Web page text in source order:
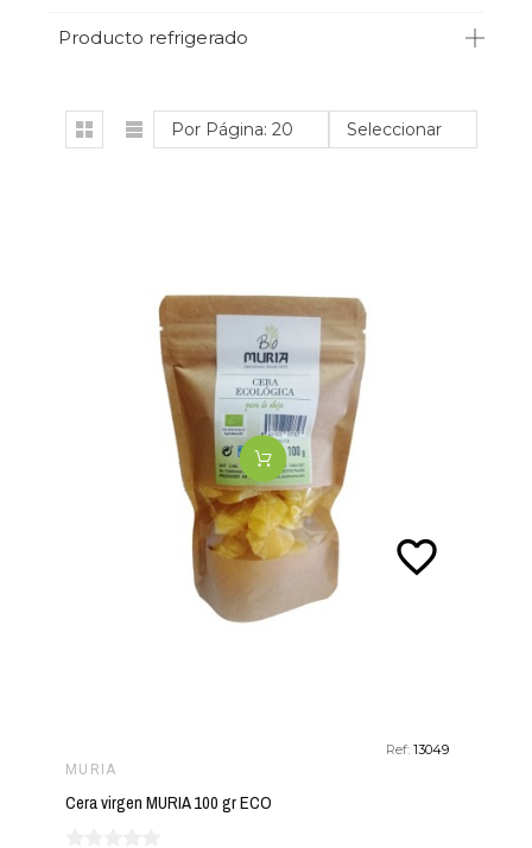
Producto refrigerado
Por Página: 20 Seleccionar
Ref:13049
MURIA
Cera virgen MURIA 100 gr ECO
favorite_border